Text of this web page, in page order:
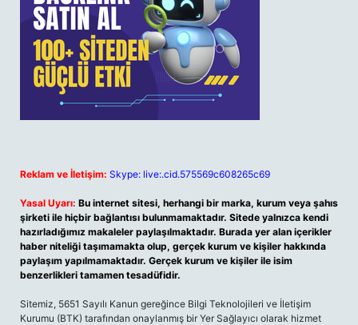
Reklam ve İletişim: Skype: live:.cid.575569c608265c69
Yasal Uyarı: Bu internet sitesi, herhangi bir marka, kurum veya şahıs
şirketi ile hiçbir bağlantısı bulunmamaktadır. Sitede yalnızca kendi
hazırladığımız makaleler paylaşılmaktadır. Burada yer alan içerikler
haber niteliği taşımamakta olup, gerçek kurum ve kişiler hakkında
paylaşım yapılmamaktadır. Gerçek kurum ve kişiler ile isim
benzerlikleri tamamen tesadüfidir.
Sitemiz, 5651 Sayılı Kanun gereğince Bilgi Teknolojileri ve İletişim
Kurumu (BTK) tarafından onaylanmış bir Yer Sağlayıcı olarak hizmet